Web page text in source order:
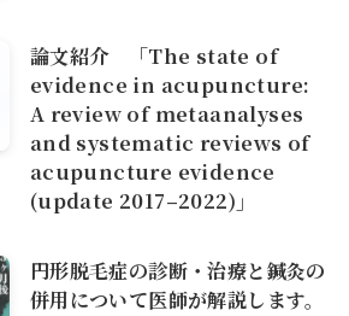
論文紹介 「The state of
evidence in acupuncture:
A review of metaanalyses
and systematic reviews of
acupuncture evidence
(update 2017–2022)」
円形脱毛症の診断・治療と鍼灸の
併用について医師が解説します。